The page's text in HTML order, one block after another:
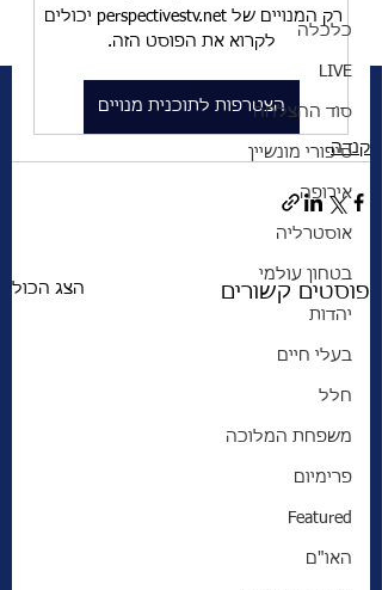
כלכלה
LIVE
סוד ההצלחה
סיפורי מונשיין
אירופה
אוסטרליה
בטחון עולמי
יהדות
בעלי חיים
חלל
משפחת המלוכה
פרימיום
Featured
האו"ם
רק המנויים של perspectivestv.net יכולים
לקרוא את הפוסט הזה.
הצטרפות לתוכנית מנויים
קנדה
פוסטים קשורים הצג הכול